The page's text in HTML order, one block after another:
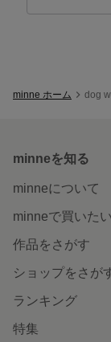
minne ホーム dog
minneを知る
minneについて
minneで買いたい
作品をさがす
ショップをさが
ランキング
特集